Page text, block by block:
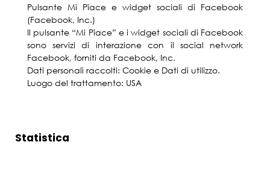
Pulsante Mi Piace e widget sociali di Facebook
(Facebook, Inc.)
Il pulsante “Mi Piace” e i widget sociali di Facebook
sono servizi di interazione con il social network
Facebook, forniti da Facebook, Inc.
Dati personali raccolti: Cookie e Dati di utilizzo.
Luogo del trattamento: USA
Statistica